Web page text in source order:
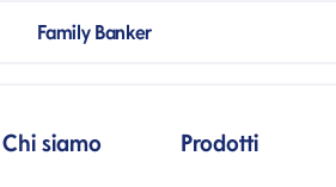
Family BankermpSpanBlank
Chi siamo Prodotti